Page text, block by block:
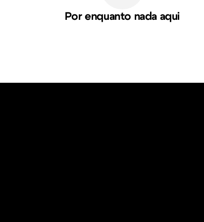
Por enquanto nada aqui